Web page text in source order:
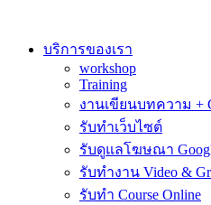
contentบริการของเรา
workshop
Training
งานเขียนบทความ +
รับทำเว็บไซต์
รับดูแลโฆษณา
รับทำงาน Video &
รับทำ Course Online